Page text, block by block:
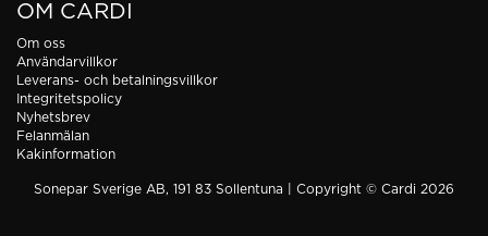
OM CARDI
Om oss
Användarvillkor
Leverans- och betalningsvillkor
Integritetspolicy
Nyhetsbrev
Felanmälan
Kakinformation
Sonepar Sverige AB, 191 83 Sollentuna | Copyright © Cardi 2026